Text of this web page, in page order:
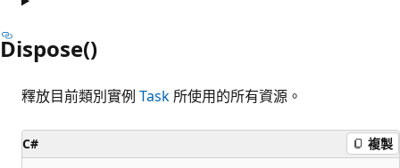
Dispose()
釋放目前類別實例 Task 所使用的所有資源。
C# 複製